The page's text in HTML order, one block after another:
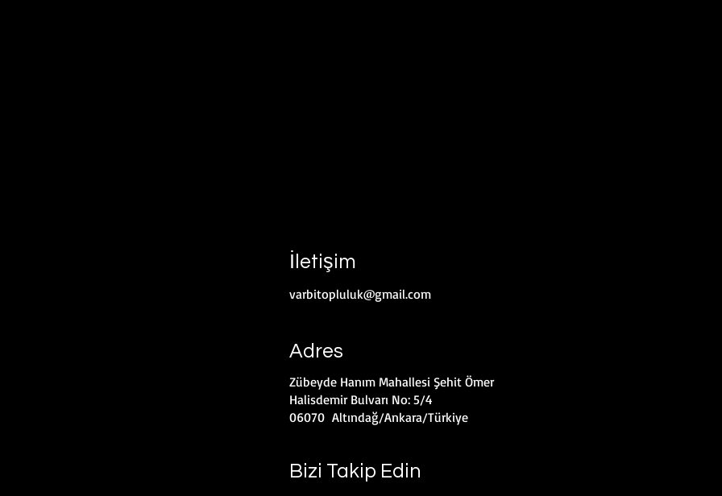
İletişim
varbitopluluk@gmail.com
Adres
Zübeyde Hanım Mahallesi Şehit Ömer
Halisdemir Bulvarı No: 5/4
06070 Altındağ/Ankara/Türkiye
Bizi Takip Edin